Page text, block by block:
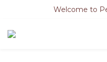
Welcome to